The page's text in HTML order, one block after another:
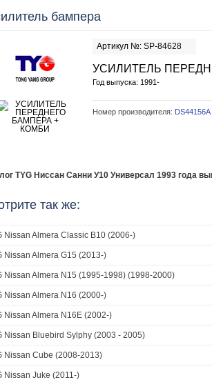
бампера
Артикул №: SP-84628
УСИЛИТЕЛЬ
Год выпуска: 1991-
Номер производителя: DS44156A
TYG Ниссан Санни У10 Универсал 1993 года
так же:
Nissan Almera Classic B10 (2006-)
Nissan Almera G15 (2013-)
Nissan Almera N15 (1995-1998) (1998-2000)
Nissan Almera N16 (2000-)
Nissan Almera N16E (2002-)
Nissan Bluebird Sylphy (2003 - 2005)
Nissan Cube (2008-2013)
Nissan Juke (2011-)